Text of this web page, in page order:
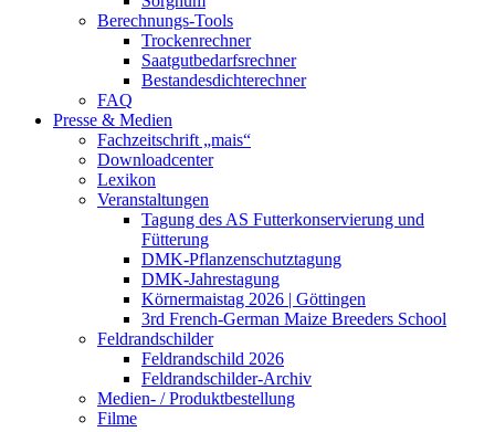
Berechnungs-Tools
Trockenrechner
Saatgutbedarfsrechner
Bestandesdichterechner
FAQ
Presse & Medien
Fachzeitschrift „mais“
Downloadcenter
Lexikon
Veranstaltungen
Tagung des AS Futterkonservierung und
Fütterung
DMK-Pflanzenschutztagung
DMK-Jahrestagung
Körnermaistag 2026 | Göttingen
3rd French-German Maize Breeders School
Feldrandschilder
Feldrandschild 2026
Feldrandschilder-Archiv
Medien- / Produktbestellung
Filme